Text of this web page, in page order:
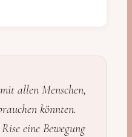
allen Menschen,
könnten.
eine Bewegung